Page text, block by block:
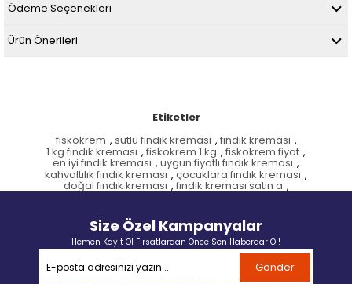
Ödeme Seçenekleri
Ürün Önerileri
Etiketler
fiskokrem , sütlü fındık kreması , fındık kreması ,
1 kg fındık kreması , fiskokrem 1 kg , fiskokrem fiyat ,
en iyi fındık kreması , uygun fiyatlı fındık kreması ,
kahvaltılık fındık kreması , çocuklara fındık kreması ,
doğal fındık kreması , fındık kreması satın a ,
Size Özel Kampanyalar
Hemen Kayıt Ol Fırsatlardan Önce Sen Haberdar Ol!
Gönder